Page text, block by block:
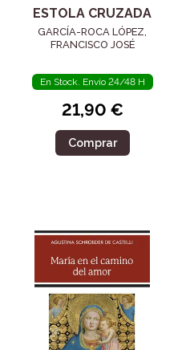
ESTOLA CRUZADA
GARCÍA-ROCA LÓPEZ,
FRANCISCO JOSÉ
En Stock. Envío 24/48 H
21,90 €
Comprar